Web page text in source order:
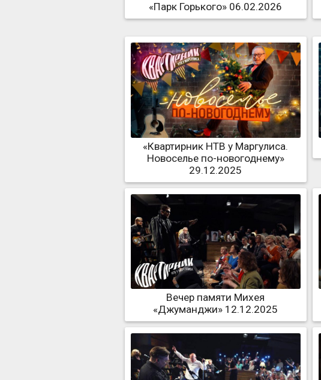
«Парк Горького» 06.02.2026
«Квартирник НТВ у Маргулиса.
Новоселье по-новогоднему»
29.12.2025
Вечер памяти Михея
«Джуманджи» 12.12.2025